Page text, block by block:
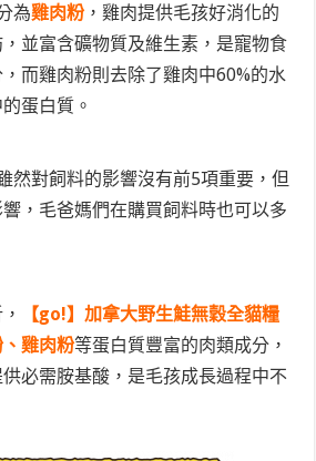
為雞肉粉，雞肉提供毛孩好消化的
並富含礦物質及維生素，是寵物食
而雞肉粉則去除了雞肉中60%的水
蛋白質。
然對飼料的影響沒有前5項重要，但
，毛爸媽們在購買飼料時也可以多
【go!】加拿大野生鮭無穀全貓糧
雞肉粉等蛋白質豐富的肉類成分，
必需胺基酸，是毛孩成長過程中不